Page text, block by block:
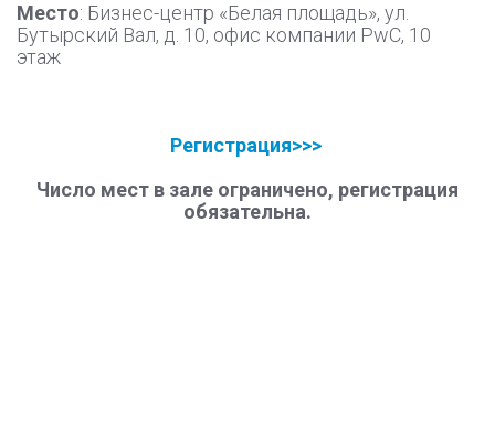
Место: Бизнес-центр «Белая площадь», ул.
Бутырский Вал, д. 10, офис компании PwC, 10
этаж
Регистрация>>>
Число мест в зале ограничено, регистрация
обязательна.